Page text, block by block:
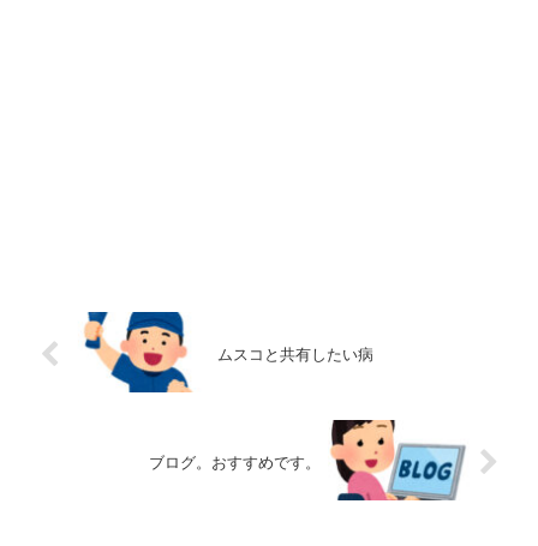
ムスコと共有したい病
ブログ。おすすめです。